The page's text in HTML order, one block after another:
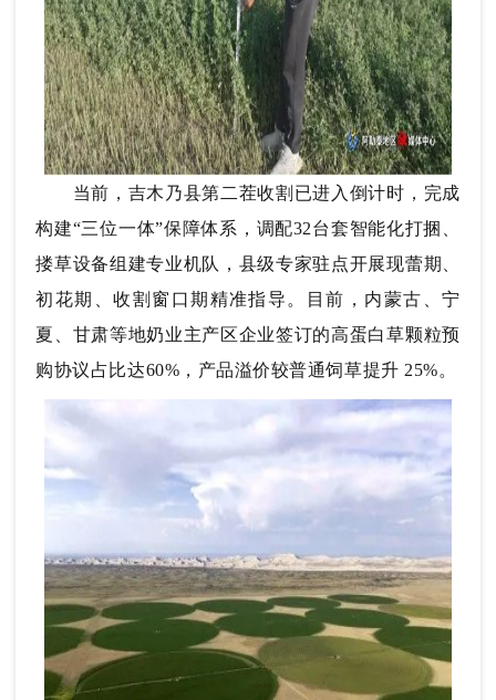
当前，吉木乃县第二茬收割已进入倒计时，完成
构建“三位一体”保障体系，调配32台套智能化打捆、
搂草设备组建专业机队，县级专家驻点开展现蕾期、
初花期、收割窗口期精准指导。目前，内蒙古、宁
夏、甘肃等地奶业主产区企业签订的高蛋白草颗粒预
购协议占比达60%，产品溢价较普通饲草提升 25%。